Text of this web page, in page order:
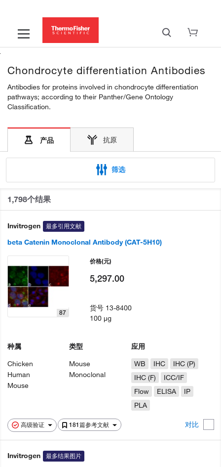
Chondrocyte differentiation Antibodies
Antibodies for proteins involved in chondrocyte differentiation
pathways; according to their Panther/Gene Ontology
Classification.
产品 抗原
筛选
1,798个结果
Invitrogen 最多引用文献
beta Catenin Monoclonal Antibody (CAT-5H10)
高级验证 181篇参考文献 对比
87
种属
Chicken
Human
Mouse
类型
Mouse
Monoclonal
应用
WB
IHC
IHC (P)
IHC (F)
ICC/IF
Flow
ELISA
IP
PLA
价格(元)
5,297.00
货号 13-8400
100 µg
Invitrogen 最多结果图片